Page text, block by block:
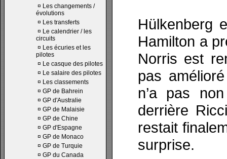
¤ Les changements /
évolutions
¤ Les transferts
¤ Le calendrier / les
circuits
¤ Les écuries et les
pilotes
¤ Le casque des pilotes
¤ Le salaire des pilotes
¤ Les classements
¤ GP de Bahrein
¤ GP d'Australie
¤ GP de Malaisie
¤ GP de Chine
¤ GP d'Espagne
¤ GP de Monaco
¤ GP de Turquie
¤ GP du Canada
Hülkenberg
Hamilton a
Norris est
pas
n’a pas
derrière
restait
surprise.